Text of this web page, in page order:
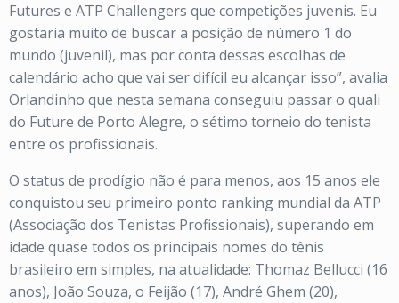
Futures e ATP Challengers que competições juvenis. Eu
gostaria muito de buscar a posição de número 1 do
mundo (juvenil), mas por conta dessas escolhas de
calendário acho que vai ser difícil eu alcançar isso”, avalia
Orlandinho que nesta semana conseguiu passar o quali
do Future de Porto Alegre, o sétimo torneio do tenista
entre os profissionais.
O status de prodígio não é para menos, aos 15 anos ele
conquistou seu primeiro ponto ranking mundial da ATP
(Associação dos Tenistas Profissionais), superando em
idade quase todos os principais nomes do tênis
brasileiro em simples, na atualidade: Thomaz Bellucci (16
anos), João Souza, o Feijão (17), André Ghem (20),